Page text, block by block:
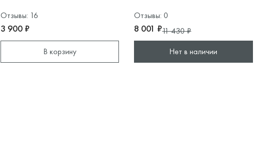
Отзывы: 16
3 900 ₽
В корзину
Отзывы: 0
8 001 ₽11 430 ₽
Нет в наличии